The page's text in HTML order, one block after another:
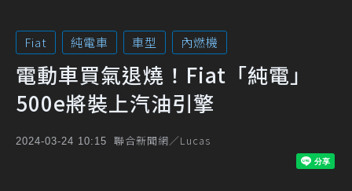
Fiat 純電車 車型 內燃機
電動車買氣退燒！Fiat「純電」
500e將裝上汽油引擎
2024-03-24 10:15 聯合新聞網／Lucas